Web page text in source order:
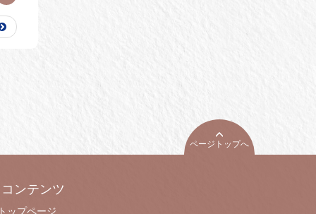
ページトップへ
コンテンツ
ップページ